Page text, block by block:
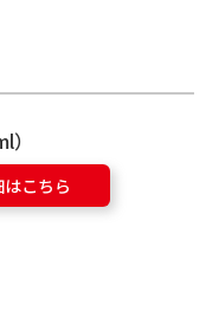
こちら